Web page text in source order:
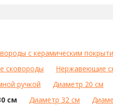
с керамическим
сковороды
Нержавеющие
ручкой Диаметр 20 см
см Диаметр 32 см